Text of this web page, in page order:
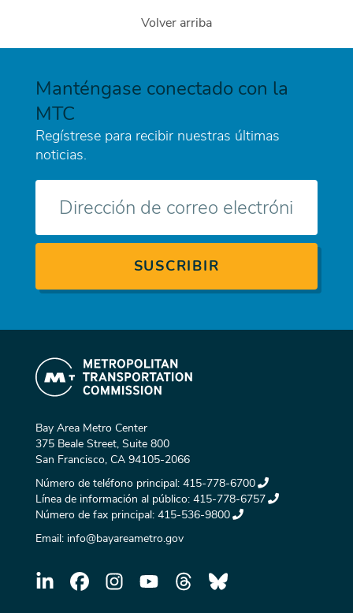
Volver arriba
Manténgase conectado con la
MTC
Regístrese para recibir nuestras últimas
noticias.
electrónico
Bay Area Metro Center
375 Beale Street, Suite 800
San Francisco, CA 94105-2066
Número de teléfono principal: 415-778-6700
Línea de información al público: 415-778-6757
Número de fax principal: 415-536-9800
Email: info@bayareametro.gov